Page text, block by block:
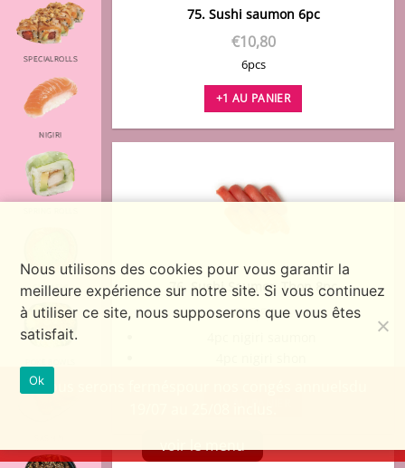
SPECIALROLLS
NIGIRI
CHIRASHI
75. Sushi saumon 6pc
€10,80
6pcs
+1 AU PANIER
76. Sushi Saumon Thon 8pc
€15,80
Nous utilisons des cookies pour vous garantir la
meilleure expérience sur notre site. Si vous continuez
à utiliser ce site, nous supposerons que vous êtes
satisfait.
OkNous serons ferméspour nos congés annuelsdu
voir le menu